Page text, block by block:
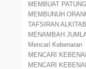
MEMBUAT
MEMBUNUH
TAFSIRAN ALKITAB
MENAMBAH
Mencari Kebenaran
MENCARI
MENCARI